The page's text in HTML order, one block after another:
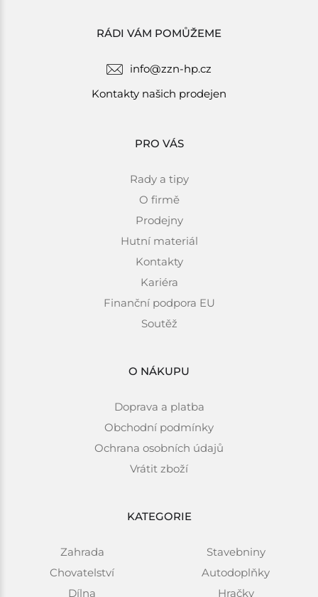
RÁDI VÁM POMŮŽEME
info@zzn-hp.cz
Kontakty našich prodejen
PRO VÁS
Rady a tipy
O firmě
Prodejny
Hutní materiál
Kontakty
Kariéra
Finanční podpora EU
Soutěž
O NÁKUPU
Doprava a platba
Obchodní podmínky
Ochrana osobních údajů
Vrátit zboží
KATEGORIE
Zahrada
Chovatelství
Dílna
Stavebniny
Autodoplňky
Hračky